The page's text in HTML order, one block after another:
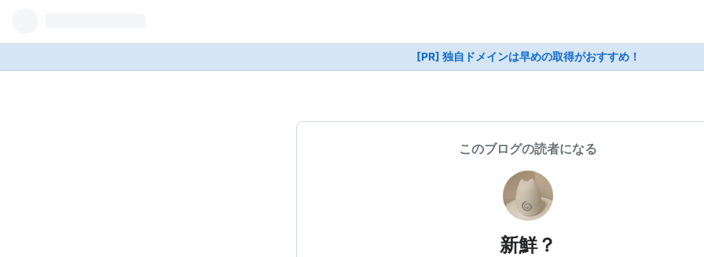
[PR] 独自ドメインは早めの取得がおすすめ！
このブログの読者になる
新鮮？